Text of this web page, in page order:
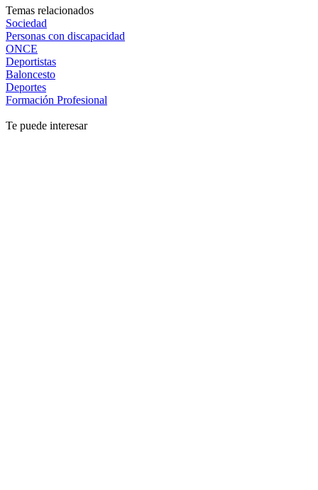
Temas relacionados
Sociedad
Personas con discapacidad
ONCE
Deportistas
Baloncesto
Deportes
Formación Profesional
Te puede interesar